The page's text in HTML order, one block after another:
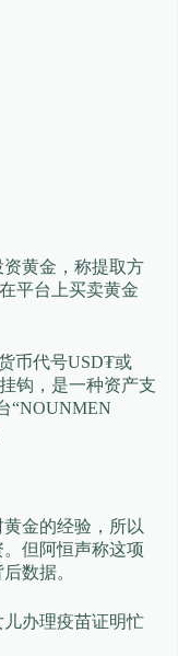
黄金，称提取方
平台上买卖黄金
币代号USD₮或
钩，是一种资产支
“NOUNMEN
金的经验，所以
但阿恒声称这项
数据。
办理疫苗证明忙